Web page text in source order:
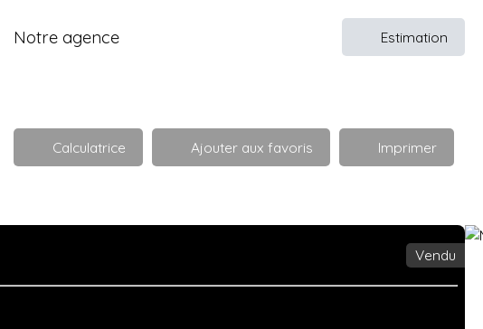
Notre agence Estimation
Calculatrice Ajouter aux favoris Imprimer
Vendu